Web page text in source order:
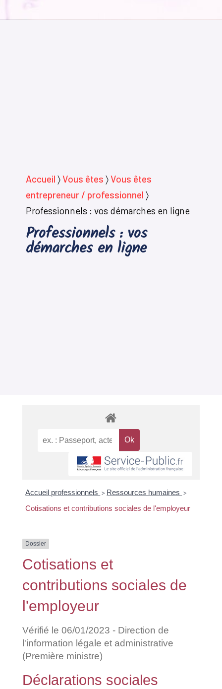
Accueil 〉Vous êtes 〉Vous êtes
entrepreneur / professionnel 〉
Professionnels : vos démarches en ligne
Professionnels : vos
démarches en ligne
Accueil professionnels > Ressources humaines >
Cotisations et contributions sociales de l'employeur
Dossier
Cotisations et
contributions sociales de
l'employeur
Vérifié le 06/01/2023 - Direction de
l'information légale et administrative
(Première ministre)
Déclarations sociales